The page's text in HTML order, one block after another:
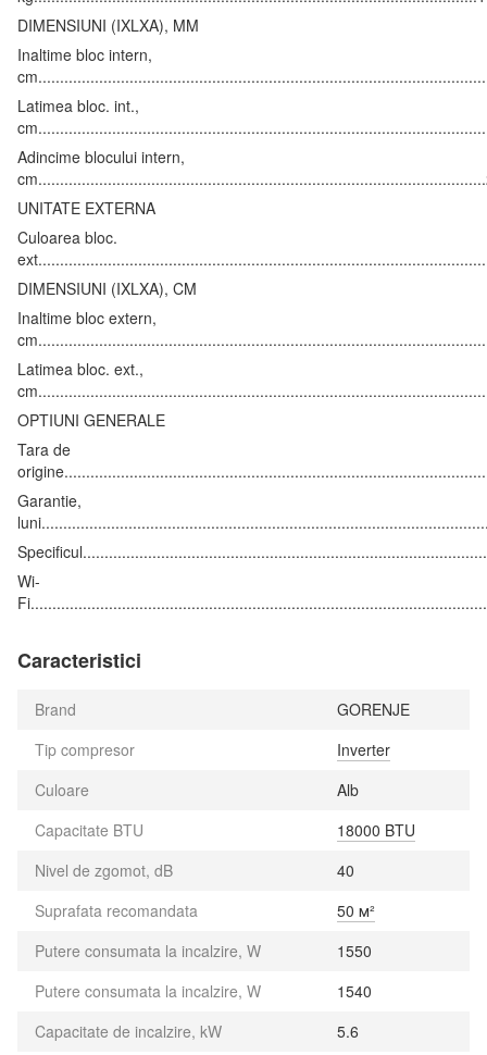
DIMENSIUNI (IXLXA), MM
Inaltime bloc intern,
Latimea bloc. int.,
Adincime blocului intern,
UNITATE EXTERNA
Culoarea bloc.
DIMENSIUNI (IXLXA), CM
Inaltime bloc extern,
Latimea bloc. ext.,
OPTIUNI GENERALE
Tara de
Garantie,
Wi-
Caracteristici
Brand
GORENJE
Tip compresor
Inverter
Culoare
Alb
Capacitate BTU
18000 BTU
Nivel de zgomot, dB
40
Suprafata recomandata
50 м²
Putere consumata la incalzire, W
1550
Putere consumata la incalzire, W
1540
Capacitate de incalzire, kW
5.6